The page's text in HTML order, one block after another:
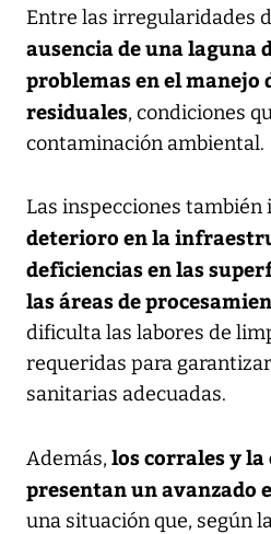
Entre las irregularidades
ausencia de una laguna
problemas en el manejo
residuales, condiciones
contaminación ambiental.
Las inspecciones
deterioro en la
deficiencias en las
las áreas de
dificulta las labores de
requeridas para
sanitarias adecuadas.
Además, los corrales y
presentan un avanzado
una situación que, según